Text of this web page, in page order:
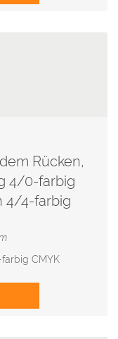
Rücken,
4/0-farbig
4/4-farbig
CMYK